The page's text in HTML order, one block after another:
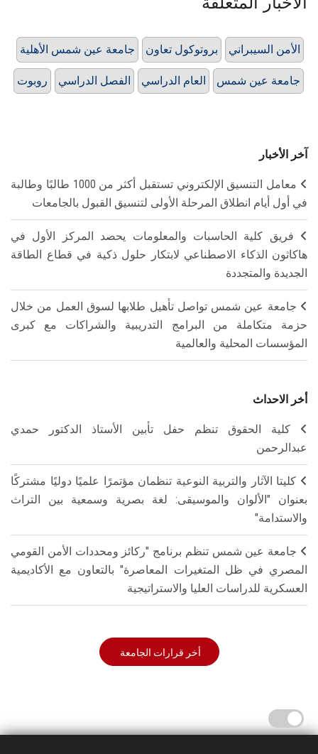
جامعة عين شمس الأهلية بروتوكول تعاون الأمن السيبراني
روبوت الفصل الدراسي العام الدراسي جامعة عين شمس
آخر الأخبار
معامل التنسيق الإلكتروني تستقبل أكثر من 1000 طالبًا وطالبة
في أول أيام انطلاق المرحلة الأولى لتنسيق القبول بالجامعات
فريق كلية الحاسبات والمعلومات يحصد المركز الأول في
هاكاثون الذكاء الاصطناعي لابتكار حلول ذكية في قطاع الطاقة
الجديدة والمتجددة
جامعة عين شمس تواصل تأهيل طلابها لسوق العمل من خلال
حزمة متكاملة من البرامج التدريبية والشراكات مع كبرى
المؤسسات المحلية والعالمية
أخر الاحداث
كلية الحقوق تنظم حفل تأبين الأستاذ الدكتور حمدي
عبدالرحمن
كليتا الآثار والتربية النوعية تنظمان مؤتمرًا علميًا دوليًا مشتركًا
بعنوان "الألوان والموسيقى: لغة بصرية وسمعية بين التراث
والاستدامة"
جامعة عين شمس تنظم برنامج "ركائز ومحددات الأمن القومي
المصري في ظل المتغيرات المعاصرة" بالتعاون مع الأكاديمية
العسكرية للدراسات العليا والاستراتيجية
أخر قرارات الجامعة